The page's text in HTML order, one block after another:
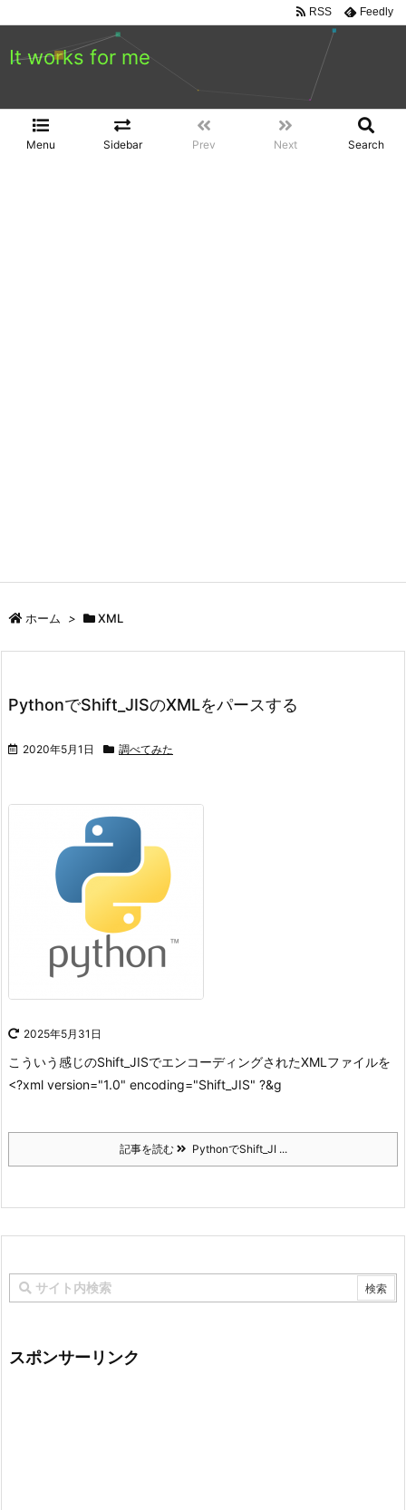
It works for me
Menu Sidebar Prev Next Search
RSS Feedly
ホーム > XML
PythonでShift_JISのXMLをパースする
2020年5月1日 調べてみた
2025年5月31日
こういう感じのShift_JISでエンコーディングされたXMLファイルを
<?xml version="1.0" encoding="Shift_JIS" ?&g
記事を読む PythonでShift_JI ...
スポンサーリンク